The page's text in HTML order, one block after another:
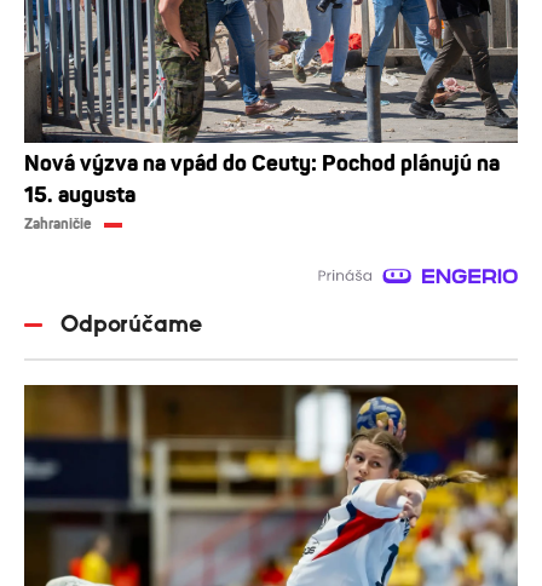
Nová výzva na vpád do Ceuty: Pochod plánujú na
15. augusta
Zahraničie
Odporúčame